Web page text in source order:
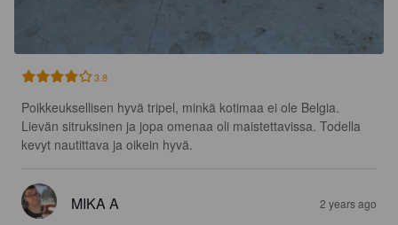
3.8
Poikkeuksellisen hyvä tripel, minkä kotimaa ei ole Belgia.
Lievän sitruksinen ja jopa omenaa oli maistettavissa. Todella
kevyt nautittava ja oikein hyvä.
MIKA A 2 years ago